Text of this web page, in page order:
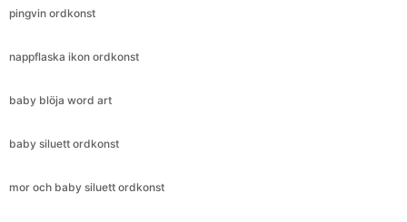
pingvin ordkonst
nappflaska ikon ordkonst
baby blöja word art
baby siluett ordkonst
mor och baby siluett ordkonst